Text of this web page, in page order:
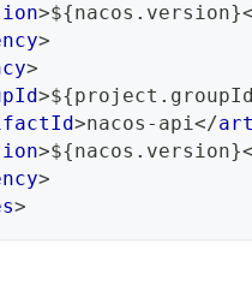
>${nacos.version}
>
>
>
>nacos-api</
>${nacos.version}
>
>